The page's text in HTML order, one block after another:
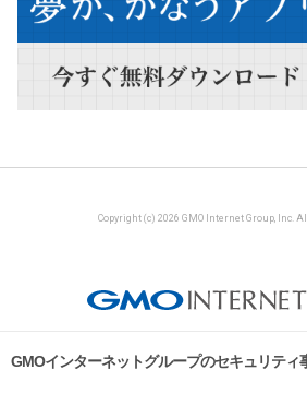
Copyright (c) 2026 GMO Internet Group, Inc.
GMOインターネットグループのセキュリティ